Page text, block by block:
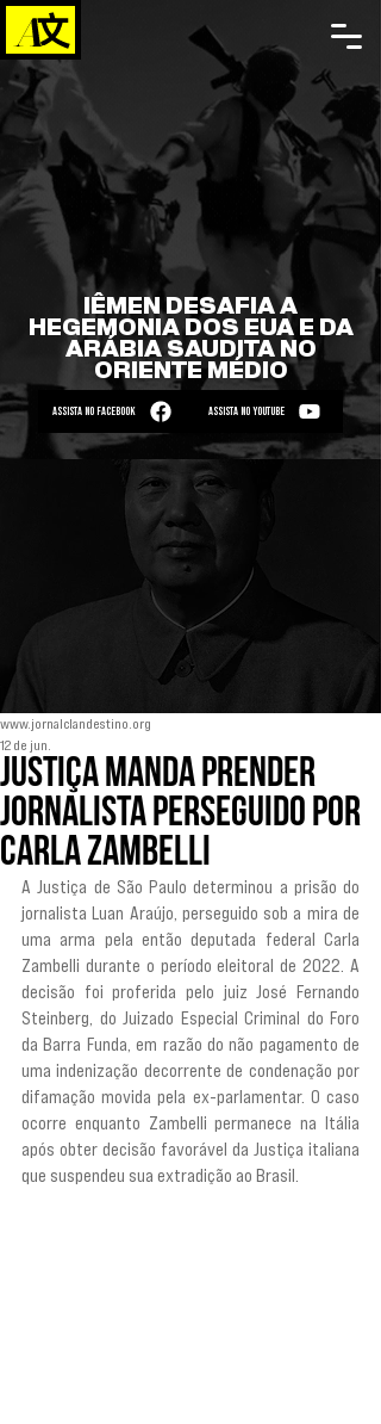
IÊMEN DESAFIA A
HEGEMONIA DOS EUA E DA
ARÁBIA SAUDITA NO
ORIENTE MÉDIO
ASSISTA NO FACEBOOK ASSISTA NO YOUTUBE
Justiça manda prender
jornalista perseguido por
Carla Zambelli
www.jornalclandestino.org
12 de jun.
A Justiça de São Paulo determinou a prisão do
jornalista Luan Araújo, perseguido sob a mira de
uma arma pela então deputada federal Carla
Zambelli durante o período eleitoral de 2022. A
decisão foi proferida pelo juiz José Fernando
Steinberg, do Juizado Especial Criminal do Foro
da Barra Funda, em razão do não pagamento de
uma indenização decorrente de condenação por
difamação movida pela ex-parlamentar. O caso
ocorre enquanto Zambelli permanece na Itália
após obter decisão favorável da Justiça italiana
que suspendeu sua extradição ao Brasil.